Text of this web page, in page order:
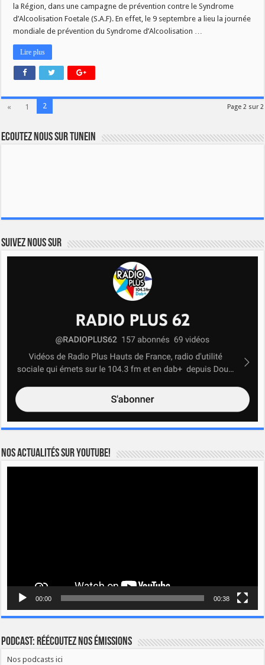
la Région, dans une campagne de prévention contre le Syndrome
d’Alcoolisation Foetale (S.A.F). En effet, le 9 septembre a lieu la journée
mondiale de prévention du Syndrome d’Alcoolisation …
Lire plus
Page 2 sur 2
« 1 2
Ecoutez nous sur TuneIn
Suivez nous sur
Nos actualités sur YOUTUBE!
00:00 00:38
Podcast: Réécoutez nos émissions
Nos podcasts ici